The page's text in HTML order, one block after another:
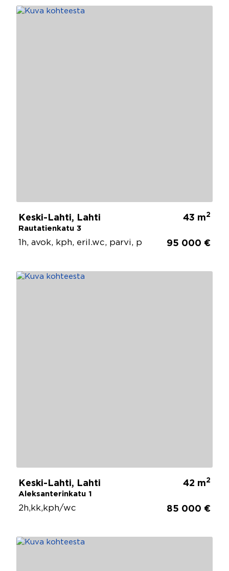
Keski-Lahti, Lahti
Rautatienkatu 3
43 m2
1h, avok, kph, eril.wc, parvi, p 95 000 €
Keski-Lahti, Lahti
Aleksanterinkatu 1
42 m2
2h,kk,kph/wc 85 000 €